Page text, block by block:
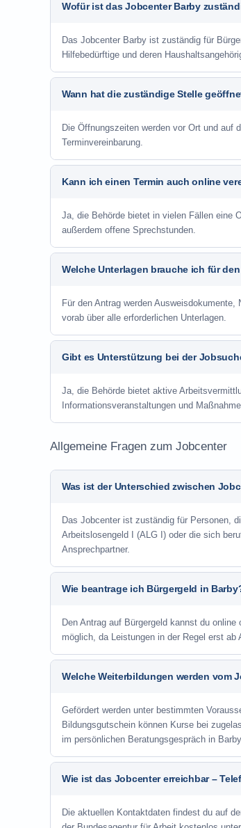
Wofür ist das Jobcenter Barby
Das Jobcenter Barby ist zuständig für
Hilfebedürftige und deren
Wann hat die zuständige Stelle
Die Öffnungszeiten werden vor Ort und auf
Terminvereinbarung.
Kann ich einen Termin auch online
Ja, die Behörde bietet in vielen Fällen eine
außerdem offene Sprechstunden.
Welche Unterlagen brauche ich für
Für den Antrag werden
vorab über alle erforderlichen Unterlagen.
Gibt es Unterstützung bei der
Ja, die Behörde bietet aktive
Informationsveranstaltungen und
Allgemeine Fragen zum Jobcenter
Was ist der Unterschied zwischen
Das Jobcenter ist zuständig für Personen,
Arbeitslosengeld I (ALG I) oder die sich
Ansprechpartner.
Wie beantrage ich Bürgergeld in
Den Antrag auf Bürgergeld kannst du
möglich, da Leistungen in der Regel erst ab
Welche Weiterbildungen werden vom
Gefördert werden unter bestimmten
Bildungsgutschein können Kurse bei
im persönlichen Beratungsgespräch in
Wie ist das Jobcenter erreichbar –
Die aktuellen Kontaktdaten findest du auf